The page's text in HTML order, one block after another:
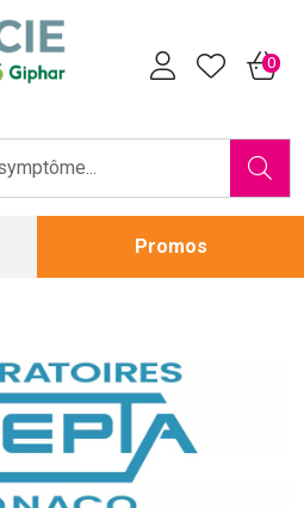
0
Promos